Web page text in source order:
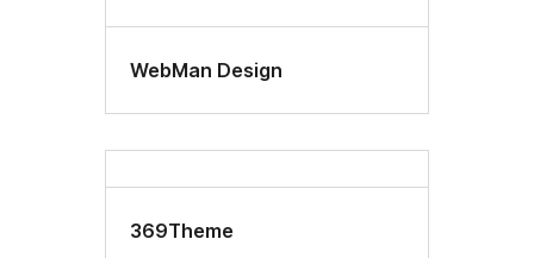
WebMan Design
369Theme